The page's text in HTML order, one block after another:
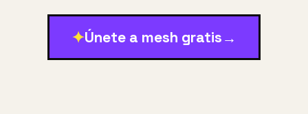
✦Únete a mesh gratis →